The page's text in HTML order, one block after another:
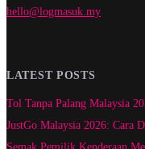
hello@logmasuk.my
LATEST POSTS
Tol Tanpa Palang Malaysia
JustGo Malaysia 2026: Cara